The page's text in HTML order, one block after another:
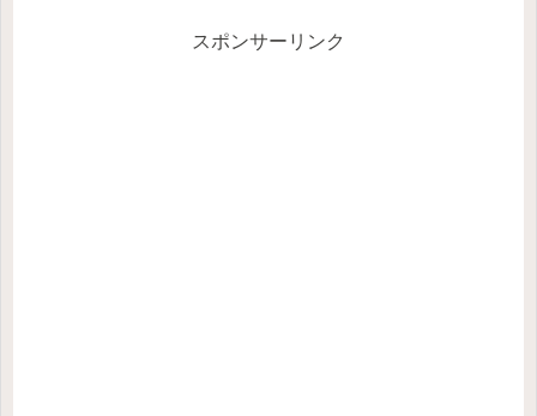
スポンサーリンク